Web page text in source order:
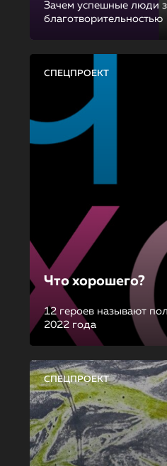
Зачем успешные люди
благотворительностью
СПЕЦПРОЕКТ
Что хорошего?
12 героев называют
2022 года
СПЕЦПРОЕКТ